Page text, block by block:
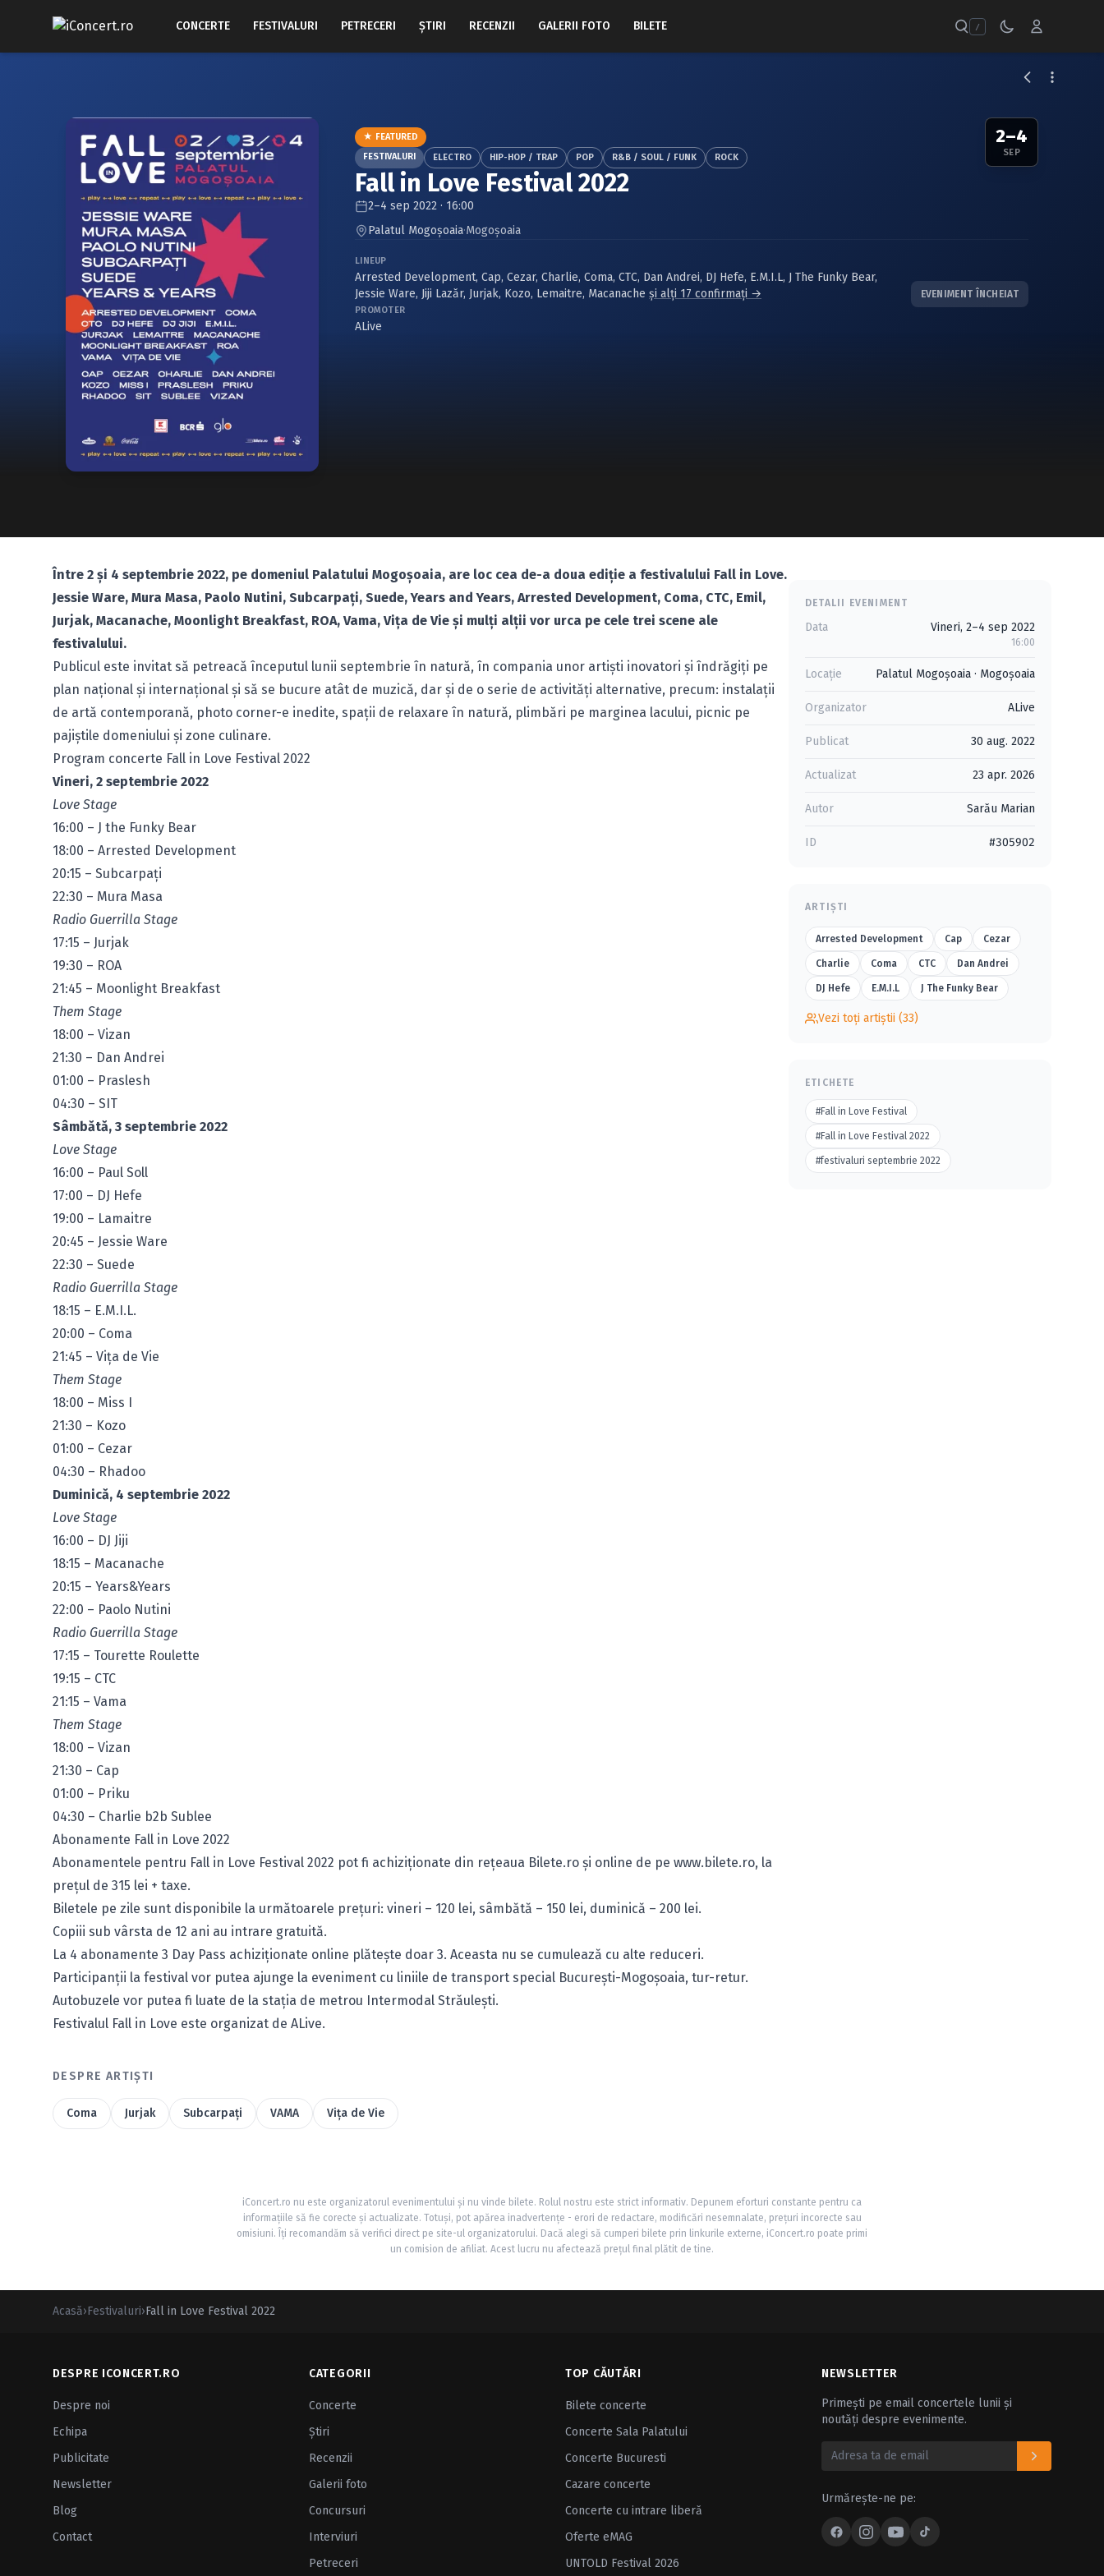
CONCERTE FESTIVALURI PETRECERI ŞTIRI RECENZII GALERII FOTO BILETE /
2–4
SEP
★ FEATURED
FESTIVALURI
ELECTRO HIP-HOP / TRAP POP R&B / SOUL / FUNK ROCK
Fall in Love Festival 2022
2–4 sep 2022 · 16:00
Palatul Mogoşoaia·Mogoşoaia
LINEUP
Arrested Development, Cap, Cezar, Charlie, Coma, CTC, Dan Andrei, DJ Hefe, E.M.I.L, J The Funky Bear,
Jessie Ware, Jiji Lazăr, Jurjak, Kozo, Lemaitre, Macanache și alți 17 confirmați →
PROMOTER
ALive
EVENIMENT ÎNCHEIAT
Între 2 și 4 septembrie 2022, pe domeniul Palatului Mogoșoaia, are loc cea de-a doua ediție a festivalului Fall in Love.
Jessie Ware, Mura Masa, Paolo Nutini, Subcarpați, Suede, Years and Years, Arrested Development, Coma, CTC, Emil,
Jurjak, Macanache, Moonlight Breakfast, ROA, Vama, Vița de Vie şi mulţi alţii vor urca pe cele trei scene ale
festivalului.
­Publicul este invitat să petreacă începutul lunii septembrie în natură, în compania unor artiști inovatori și îndrăgiți pe
plan național și internațional și să se bucure atât de muzică, dar și de o serie de activități alternative, precum: instalații
de artă contemporană, photo corner-e inedite, spații de relaxare în natură, plimbări pe marginea lacului, picnic pe
pajiștile domeniului şi zone culinare.
Program concerte Fall in Love Festival 2022
Vineri, 2 septembrie 2022
Love Stage
16:00 – J the Funky Bear
18:00 – Arrested Development
20:15 – Subcarpați
22:30 – Mura Masa
Radio Guerrilla Stage
17:15 – Jurjak
19:30 – ROA
21:45 – Moonlight Breakfast
Them Stage
18:00 – Vizan
21:30 – Dan Andrei
01:00 – Praslesh
04:30 – SIT
Sâmbătă, 3 septembrie 2022
Love Stage
16:00 – Paul Soll
17:00 – DJ Hefe
19:00 – Lamaitre
20:45 – Jessie Ware
22:30 – Suede
Radio Guerrilla Stage
18:15 – E.M.I.L.
20:00 – Coma
21:45 – Vița de Vie
Them Stage
18:00 – Miss I
21:30 – Kozo
01:00 – Cezar
04:30 – Rhadoo
Duminică, 4 septembrie 2022
Love Stage
16:00 – DJ Jiji
18:15 – Macanache
20:15 – Years&Years
22:00 – Paolo Nutini
Radio Guerrilla Stage
17:15 – Tourette Roulette
19:15 – CTC
21:15 – Vama
Them Stage
18:00 – Vizan
21:30 – Cap
01:00 – Priku
04:30 – Charlie b2b Sublee
Abonamente Fall in Love 2022
Abonamentele pentru Fall in Love Festival 2022 pot fi achiziţionate din reţeaua Bilete.ro şi online de pe www.bilete.ro, la
preţul de 315 lei + taxe.
Biletele pe zile sunt disponibile la următoarele prețuri: vineri – 120 lei, sâmbătă – 150 lei, duminică – 200 lei.
Copiii sub vârsta de 12 ani au intrare gratuită.
La 4 abonamente 3 Day Pass achiziționate online plătește doar 3. Aceasta nu se cumulează cu alte reduceri.
Participanții la festival vor putea ajunge la eveniment cu liniile de transport special București-Mogoșoaia, tur-retur.
Autobuzele vor putea fi luate de la stația de metrou Intermodal Străulești.
Festivalul Fall in Love este organizat de ALive.
DESPRE ARTIȘTI
Coma Jurjak Subcarpaţi VAMA Viţa de Vie
DETALII EVENIMENT
Data Vineri, 2–4 sep 2022
16:00
Locație Palatul Mogoşoaia · Mogoşoaia
Organizator ALive
Publicat 30 aug. 2022
Actualizat 23 apr. 2026
Autor Sarău Marian
ID #305902
ARTIȘTI
Arrested Development Cap Cezar
Charlie Coma CTC Dan Andrei
DJ Hefe E.M.I.L J The Funky Bear
Vezi toți artiștii (33)
ETICHETE
#Fall in Love Festival
#Fall in Love Festival 2022
#festivaluri septembrie 2022
iConcert.ro nu este organizatorul evenimentului și nu vinde bilete. Rolul nostru este strict informativ. Depunem eforturi constante pentru ca
informațiile să fie corecte și actualizate. Totuși, pot apărea inadvertențe - erori de redactare, modificări nesemnalate, prețuri incorecte sau
omisiuni. Îți recomandăm să verifici direct pe site-ul organizatorului. Dacă alegi să cumperi bilete prin linkurile externe, iConcert.ro poate primi
un comision de afiliat. Acest lucru nu afectează prețul final plătit de tine.
Acasă›Festivaluri›Fall in Love Festival 2022
DESPRE ICONCERT.RO
Despre noi
Echipa
Publicitate
Newsletter
Blog
Contact
CATEGORII
Concerte
Ştiri
Recenzii
Galerii foto
Concursuri
Interviuri
Petreceri
TOP CĂUTĂRI
Bilete concerte
Concerte Sala Palatului
Concerte Bucuresti
Cazare concerte
Concerte cu intrare liberă
Oferte eMAG
UNTOLD Festival 2026
NEWSLETTER
Primești pe email concertele lunii și
noutăți despre evenimente.
Urmărește-ne pe: